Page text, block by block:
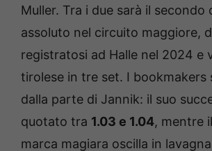
Muller. Tra i due sarà il
assoluto nel circuito maggiore,
registratosi ad Halle nel 2024 e
tirolese in tre set. I bookmakers
dalla parte di Jannik: il suo
quotato tra 1.03 e 1.04, mentre
marca magiara oscilla in